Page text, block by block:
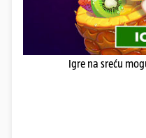
Igre na sreću